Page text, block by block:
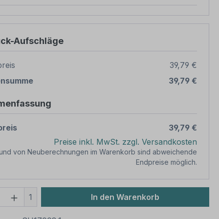
Aufschläge
39,79 €
39,79 €
39,79 €
Preise inkl. MwSt. zzgl. Versandkosten
von Neuberechnungen im Warenkorb sind abweichende
Endpreise möglich.
Anzahl: Gib den gewünschten Wert
1 In den Warenkorb